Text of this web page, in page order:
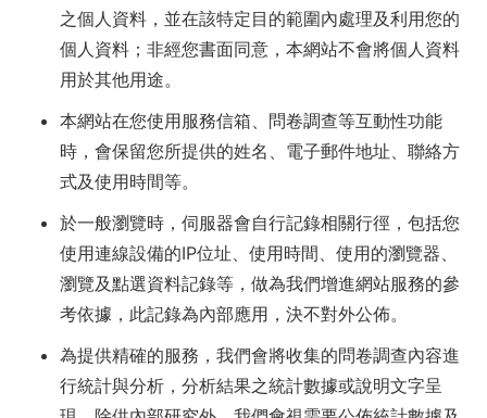
之個人資料，並在該特定目的範圍內處理及利用您的
個人資料；非經您書面同意，本網站不會將個人資料
用於其他用途。
本網站在您使用服務信箱、問卷調查等互動性功能
時，會保留您所提供的姓名、電子郵件地址、聯絡方
式及使用時間等。
於一般瀏覽時，伺服器會自行記錄相關行徑，包括您
使用連線設備的IP位址、使用時間、使用的瀏覽器、
瀏覽及點選資料記錄等，做為我們增進網站服務的參
考依據，此記錄為內部應用，決不對外公佈。
為提供精確的服務，我們會將收集的問卷調查內容進
行統計與分析，分析結果之統計數據或說明文字呈